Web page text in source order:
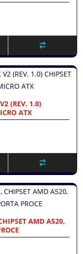
(REV. 1.0)
ATX
AMD A520,